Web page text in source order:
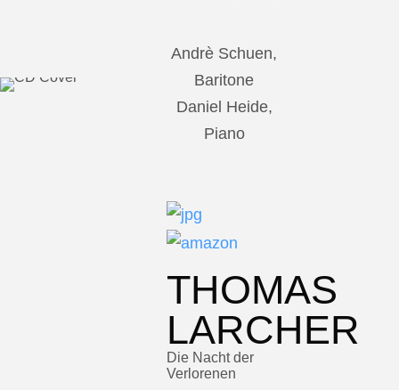
Andrè Schuen,
Baritone
Daniel Heide,
Piano
THOMAS
LARCHER
Die Nacht der
Verlorenen